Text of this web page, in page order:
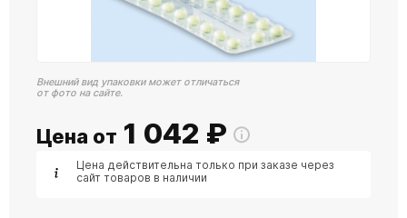
Внешний вид упаковки может отличаться
от фото на сайте.
Цена от 1 042 ₽
Цена действительна только при заказе через
сайт товаров в наличии